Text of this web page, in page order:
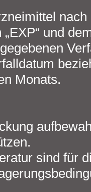
und
Monats.
sind für